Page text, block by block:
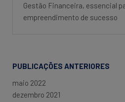
Gestão Financeira, essencial
empreendimento de sucesso
PUBLICAÇÕES ANTERIORES
maio 2022
dezembro 2021